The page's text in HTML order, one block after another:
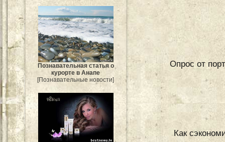
Познавательная статья о
курорте в Анапе
[Познавательные новости]
Опрос от
Как